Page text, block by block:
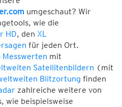
umgeschaut? Wir
wie die
HD, den XL
für jeden Ort.
mit
Satellitenbildern (mit
Blitzortung finden
zahlreiche weitere von
wie beispielsweise